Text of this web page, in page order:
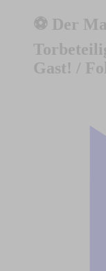
⚽ Der
Gast! /